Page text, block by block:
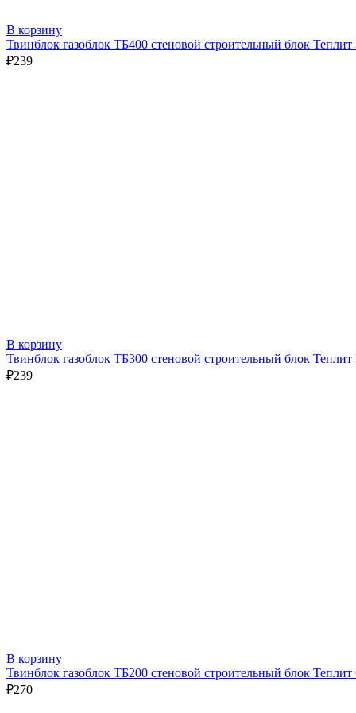
В корзину
Твинблок газоблок ТБ400 стеновой строительный блок Теплит
₽239
В корзину
Твинблок газоблок ТБ300 стеновой строительный блок
₽239
В корзину
Твинблок газоблок ТБ200 стеновой строительный блок Теплит
₽270